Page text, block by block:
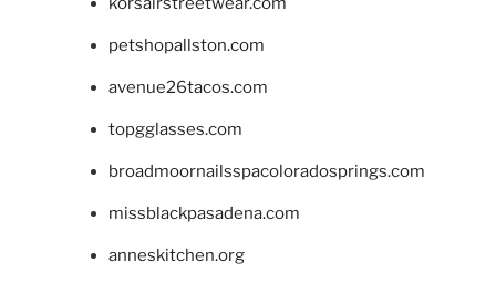
petshopallston.com
avenue26tacos.com
topgglasses.com
broadmoornailsspacoloradosprings.com
missblackpasadena.com
anneskitchen.org